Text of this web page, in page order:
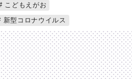
こどもえがお
新型コロナウイルス